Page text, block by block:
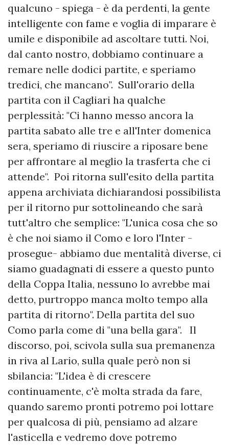
qualcuno - spiega - è da perdenti, la gente
intelligente con fame e voglia di imparare è
umile e disponibile ad ascoltare tutti. Noi,
dal canto nostro, dobbiamo continuare a
remare nelle dodici partite, e speriamo
tredici, che mancano". Sull'orario della
partita con il Cagliari ha qualche
perplessità: "Ci hanno messo ancora la
partita sabato alle tre e all'Inter domenica
sera, speriamo di riuscire a riposare bene
per affrontare al meglio la trasferta che ci
attende". Poi ritorna sull'esito della partita
appena archiviata dichiarandosi possibilista
per il ritorno pur sottolineando che sarà
tutt'altro che semplice: "L'unica cosa che so
è che noi siamo il Como e loro l'Inter -
prosegue- abbiamo due mentalità diverse, ci
siamo guadagnati di essere a questo punto
della Coppa Italia, nessuno lo avrebbe mai
detto, purtroppo manca molto tempo alla
partita di ritorno". Della partita del suo
Como parla come di "una bella gara". Il
discorso, poi, scivola sulla sua premanenza
in riva al Lario, sulla quale però non si
sbilancia: "L'idea è di crescere
continuamente, c'è molta strada da fare,
quando saremo pronti potremo poi lottare
per qualcosa di più, pensiamo ad alzare
l'asticella e vedremo dove potremo